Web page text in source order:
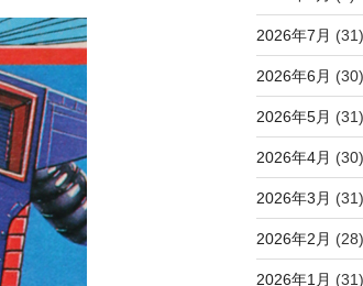
2026年7月 (31)
2026年6月 (30)
2026年5月 (31)
2026年4月 (30)
2026年3月 (31)
2026年2月 (28)
2026年1月 (31)